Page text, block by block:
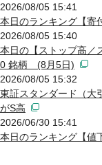
2026/08/05 15:41
本日のランキング【寄
2026/08/05 15:40
本日の【ストップ高
0 銘柄 (8月5日)
2026/08/05 15:32
東証スタンダード（大
がS高
2026/06/30 15:41
本日のランキング【値